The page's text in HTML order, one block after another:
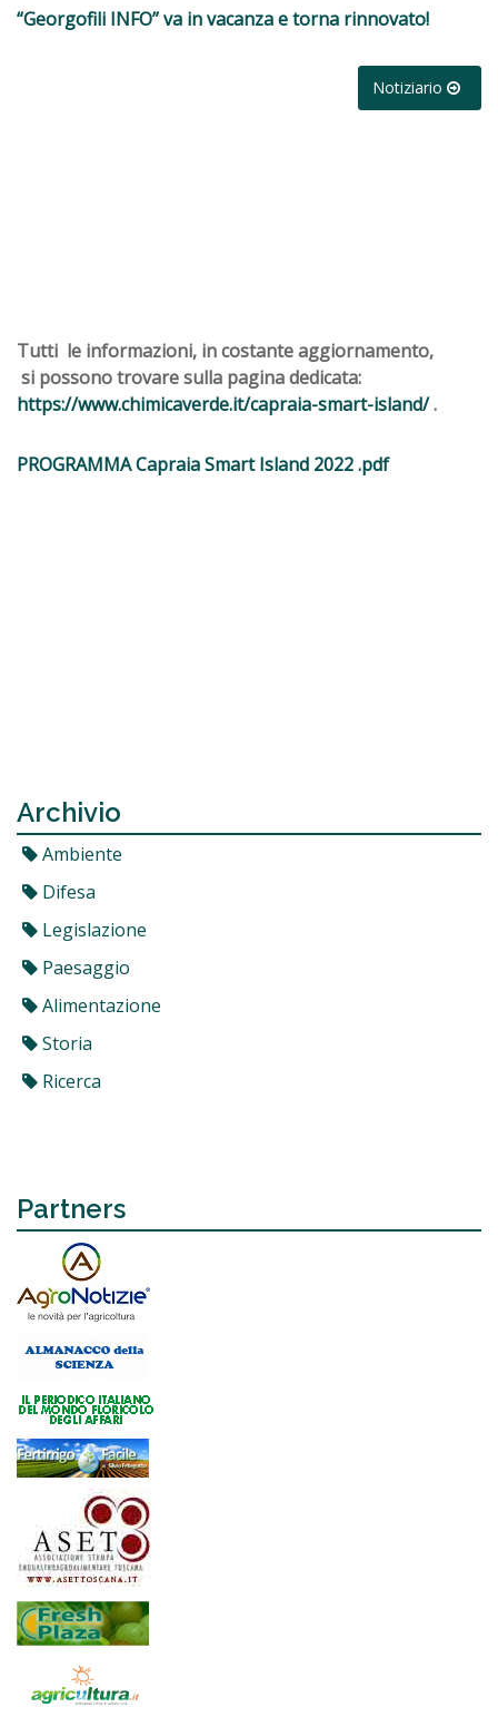
“Georgofili INFO” va in vacanza e torna rinnovato!
Notiziario
Tutti le informazioni, incostanteaggiornamento,
si possonotrovaresulla paginadedicata:
https://www.chimicaverde.it/capraia-smart-island/ .
PROGRAMMA Capraia Smart Island 2022 .pdf
Archivio
Ambiente
Difesa
Legislazione
Paesaggio
Alimentazione
Storia
Ricerca
Partners